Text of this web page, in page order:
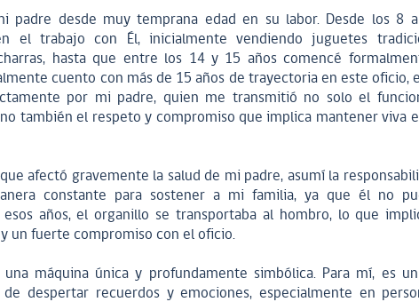
padre desde muy temprana edad en su labor. Desde los 8
el trabajo con Él, inicialmente vendiendo juguetes
hasta que entre los 14 y 15 años comencé
cuento con más de 15 años de trayectoria en este oficio,
por mi padre, quien me transmitió no solo el
también el respeto y compromiso que implica mantener viva
que afectó gravemente la salud de mi padre, asumí la
constante para sostener a mi familia, ya que él no
esos años, el organillo se transportaba al hombro, lo que
un fuerte compromiso con el oficio.
una máquina única y profundamente simbólica. Para mí, es
de despertar recuerdos y emociones, especialmente en